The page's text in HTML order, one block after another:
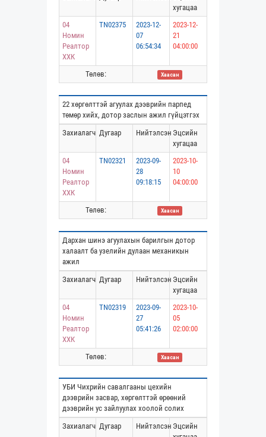
хугацаа
04
Номин
Реалтор
ХХК
TN02375
2023-12-
07
06:54:34
2023-12-
21
04:00:00
Төлөв: Хаасан
22 хөргөлттэй агуулах дээврийн парпед
төмөр хийх, дотор заслын ажил гүйцэтгэх
Захиалагч Дугаар Нийтэлсэн Эцсийн
хугацаа
04
Номин
Реалтор
ХХК
TN02321
2023-09-
28
09:18:15
2023-10-
10
04:00:00
Төлөв: Хаасан
Дархан шинэ агуулахын барилгын дотор
халаалт ба узелийн дулаан механикын
ажил
Захиалагч Дугаар Нийтэлсэн Эцсийн
хугацаа
04
Номин
Реалтор
ХХК
TN02319
2023-09-
27
05:41:26
2023-10-
05
02:00:00
Төлөв: Хаасан
УБИ Чихрийн савалгааны цехийн
дээврийн засвар, хөргөлттэй өрөөний
дээврийн ус зайлуулах хоолой солих
Захиалагч Дугаар Нийтэлсэн Эцсийн